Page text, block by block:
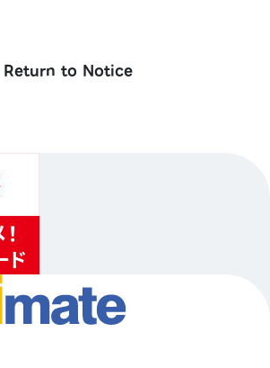
Return to Notice